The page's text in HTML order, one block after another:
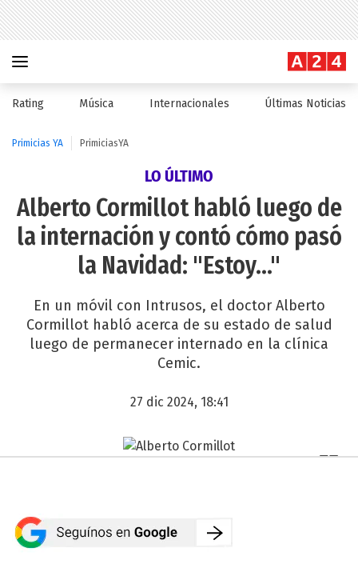
Rating Música Internacionales Últimas Noticias
Primicias YA PrimiciasYA
LO ÚLTIMO
Alberto Cormillot habló luego de
la internación y contó cómo pasó
la Navidad: "Estoy..."
En un móvil con Intrusos, el doctor Alberto
Cormillot habló acerca de su estado de salud
luego de permanecer internado en la clínica
Cemic.
27 dic 2024, 18:41